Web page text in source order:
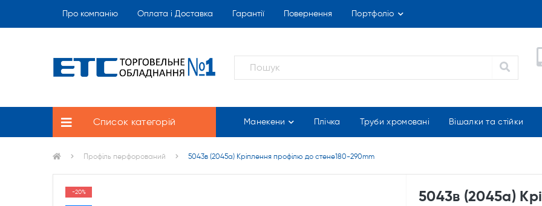
Про компанію Оплата і Доставка Гарантії Повернення Портфоліо
Список категорій Манекени Плічка Труби хромовані Вішалки та стійки
Профіль перфорований 5043в (2045a) Кріплення профілю до стене180-290mm
-20%
5043в (2045a)